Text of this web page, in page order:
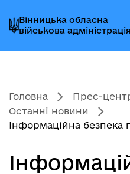
до
головного
меню
до
головного
вмісту
до
головного
колонтитула
Вінницька обласна
військова адміністрація
Головна
Прес-
Останні новини
Інформаційна безпека